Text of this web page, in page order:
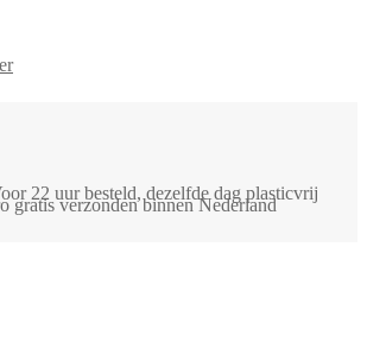
22 uur besteld, dezelfde dag plasticvrij
gratis verzonden binnen Nederland